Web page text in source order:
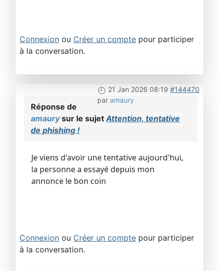
Connexion ou Créer un compte pour participer
à la conversation.
21 Jan 2026 08:19 #144470
par amaury
Réponse de
amaurysur le sujetAttention, tentative
de phishing !
Je viens d'avoir une tentative aujourd'hui,
la personne a essayé depuis mon
annonce le bon coin
Connexion ou Créer un compte pour participer
à la conversation.